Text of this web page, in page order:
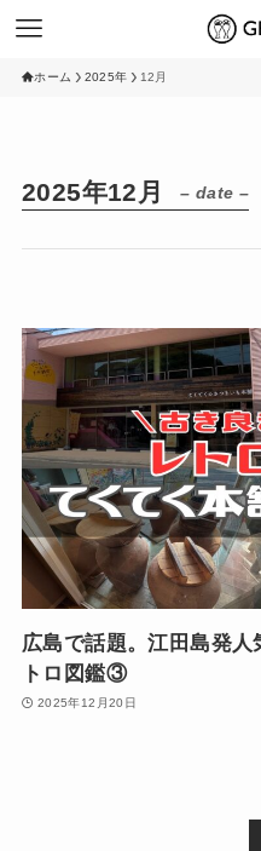
ホーム 2025年 12月
2025年12月 – date –
広島で話題。江田島発
トロ図鑑③
2025年12月20日